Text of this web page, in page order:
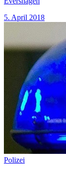
5. April 2018
Polizei